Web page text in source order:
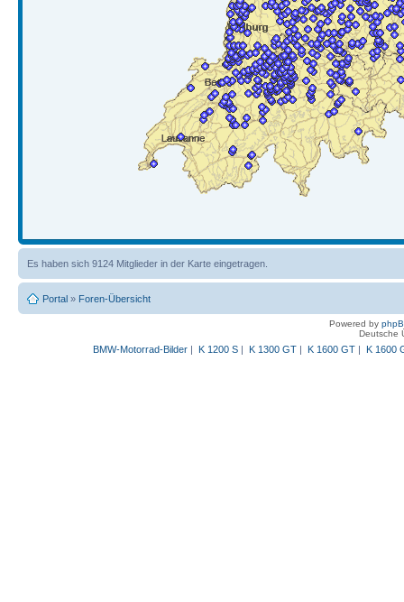
Es haben sich 9124 Mitglieder in der Karte eingetragen.
Portal » Foren-Übersicht
Powered by
Deutsche
BMW-Motorrad-Bilder| K 1200 S| K 1300 GT| K 1600 GT| K 1600